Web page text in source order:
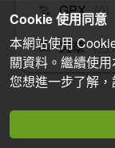
GPX (0)
文章 (11)
Cookie 使用同意
本網站使用
關資料。繼續使
您想進一步了解